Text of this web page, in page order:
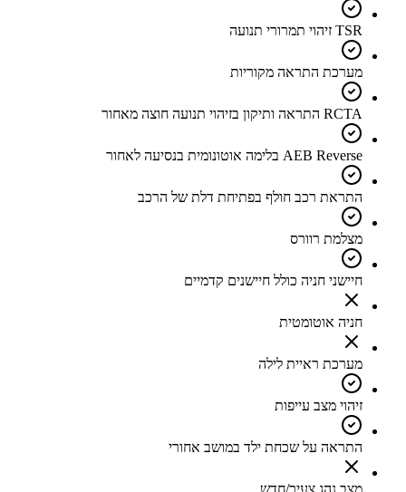
TSR זיהוי תמרורי תנועה
מערכת התראה מקוריות
RCTA התראה ותיקון בזיהוי תנועה חוצה מאחור
AEB Reverse בלימה אוטונומית בנסיעה לאחור
התראת רכב חולף בפתיחת דלת של הרכב
מצלמת רוורס
חיישני חניה כולל חיישנים קדמיים
חניה אוטומטית
מערכת ראיית לילה
זיהוי מצב עייפות
התראה על שכחת ילד במושב אחורי